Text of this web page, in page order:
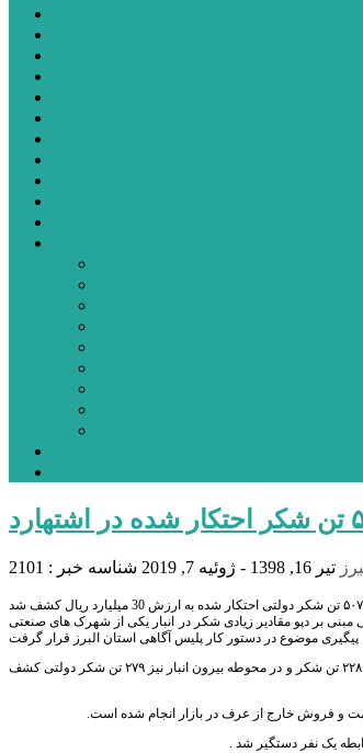
تیر 16, 1398 - ژوئیه 7, 2019 شناسه خبر : 2101
بر دپو مقادیر زیادی شکر در انبار یکی از شهرک های صنعتی
وی اضافه کرد: ماموران در بازرسی از این انبار متروکه که مجوز تولید آدامس را داشته و بدون مجوز اقدام به انبار شکرهای دولتی کرده بود ، ۲۲۸ تن شکر و در محوطه بیرون انبار نیز ۲۷۹ تن شکر دولتی کشف